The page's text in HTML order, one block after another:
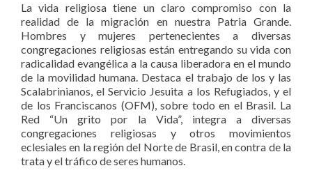
La vida religiosa tiene un claro compromiso con la
realidad de la migración en nuestra Patria Grande.
Hombres y mujeres pertenecientes a diversas
congregaciones religiosas están entregando su vida con
radicalidad evangélica a la causa liberadora en el mundo
de la movilidad humana. Destaca el trabajo de los y las
Scalabrinianos, el Servicio Jesuita a los Refugiados, y el
de los Franciscanos (OFM), sobre todo en el Brasil. La
Red “Un grito por la Vida”, integra a diversas
congregaciones religiosas y otros movimientos
eclesiales en la región del Norte de Brasil, en contra de la
trata y el tráfico de seres humanos.